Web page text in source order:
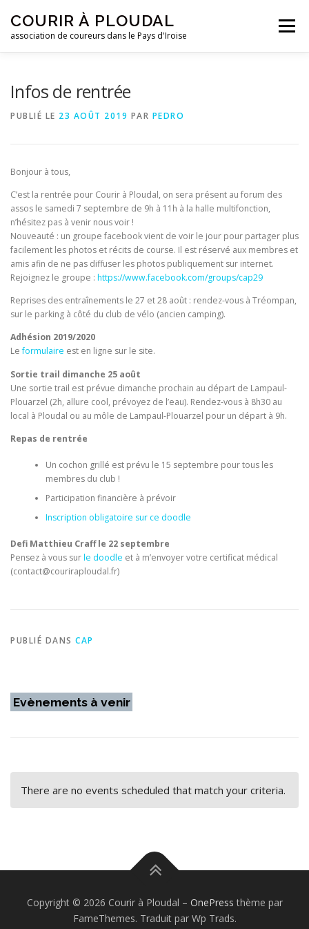
contenu
COURIR À PLOUDAL
association de coureurs dans le Pays d'Iroise
Menu
Infos de rentrée
PUBLIÉ LE 23 AOÛT 2019 PAR PEDRO
Bonjour à tous,
C’est la rentrée pour Courir à Ploudal, on sera présent au forum des
assos le samedi 7 septembre de 9h à 11h à la halle multifonction,
n’hésitez pas à venir nous voir !
Nouveauté : un groupe facebook vient de voir le jour pour partager plus
facilement les photos et récits de course. Il est réservé aux membres et
amis afin de ne pas diffuser les photos publiquement sur internet.
Rejoignez le groupe : https://www.facebook.com/groups/cap29
Reprises des entraînements le 27 et 28 août : rendez-vous à Tréompan,
sur le parking à côté du club de vélo (ancien camping).
Adhésion 2019/2020
Leformulaire est en ligne sur le site.
Sortie trail dimanche 25 août
Une sortie trail est prévue dimanche prochain au départ de Lampaul-
Plouarzel (2h, allure cool, prévoyez de l’eau). Rendez-vous à 8h30 au
local à Ploudal ou au môle de Lampaul-Plouarzel pour un départ à 9h.
Repas de rentrée
Un cochon grillé est prévu le 15 septembre pour tous les
membres du club !
Participation financière à prévoir
Inscription obligatoire sur ce doodle
Defi Matthieu Craff le 22 septembre
Pensez à vous surle doodle et à m’envoyer votre certificat médical
(contact@couriraploudal.fr)
PUBLIÉ DANS CAP
Evènements à venir
There are no events scheduled that match your criteria.
Copyright © 2026 Courir à Ploudal – OnePress thème par
FameThemes. Traduit par Wp Trads.